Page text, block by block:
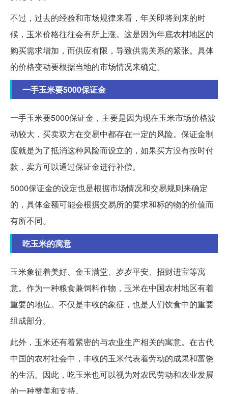
不过，过去的经验和市场规律来看，年关即将到来的时
候，玉米价格往往会有所上涨。这是因为年底农村地区的
购买需求增加，而供应有限，导致供需关系的紧张。具体
的价格变动要根据当地的市场情况来确定。
一手玉米要5000保证金
一手玉米要5000保证金，主要是因为现在玉米市场价格波
动较大，买卖双方在交易中都存在一定的风险。保证金制
度就是为了抵消这种风险而设立的，如果买方没有按时付
款，卖方可以通过保证金进行补偿。
5000保证金的设定也是根据市场情况和交易规则来确定
的，具体金额可能会根据交易所的要求和标的物的价值而
有所不同。
吃玉米的寓意
玉米象征着美好、金玉满堂、岁岁平安、招财进宝等寓
意。作为一种粮食兼饲料作物，玉米在中国农村地区有着
重要的地位。不仅是丰收的象征，也是人们饮食中的重要
组成部分。
此外，玉米还有着紧密的与农业生产相关的寓意。在古代
中国的农村社会中，丰收的玉米代表着劳动的成果和富饶
的生活。因此，吃玉米也可以视为对农民劳动和农业发展
的一种赞美和支持。